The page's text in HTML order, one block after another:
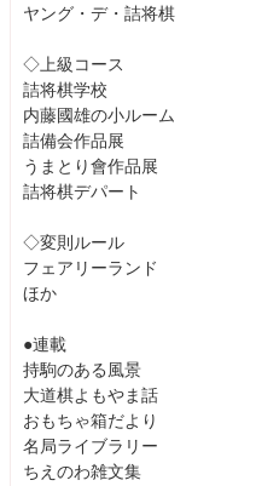
ヤング・デ・詰将棋
◇上級コース
詰将棋学校
内藤國雄の小ルーム
詰備会作品展
うまとり會作品展
詰将棋デパート
◇変則ルール
フェアリーランド
ほか
●連載
持駒のある風景
大道棋よもやま話
おもちゃ箱だより
名局ライブラリー
ちえのわ雑文集